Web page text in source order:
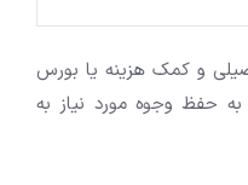
و کمک هزینه یا بورس
به حفظ وجوه مورد نیاز به